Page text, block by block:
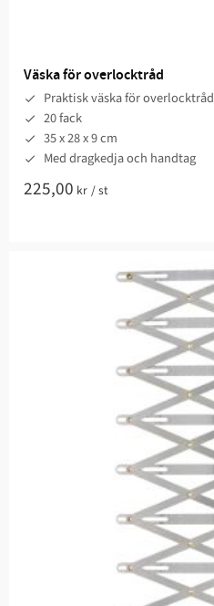
Väska för overlocktråd
Praktisk väska för overlocktråd
20 fack
35 x 28 x 9 cm
Med dragkedja och handtag
225,00 kr /st